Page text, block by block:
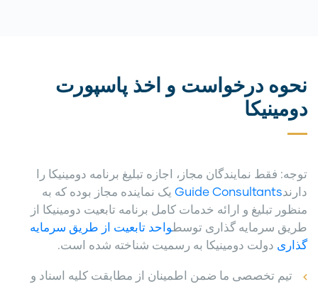
نحوه درخواست و اخذ پاسپورت
دومینیکا
توجه: فقط نمایندگان مجاز، اجازه تبلیغ برنامه دومینیکا را
دارندGuide Consultants یک نماینده مجاز بوده که به
منظور تبلیغ و ارائه خدمات کامل برنامه تابعیت دومینیکا از
طریق سرمایه گذاری توسطواحد تابعیت از طریق سرمایه
گذاری دولت دومینیکا به رسمیت شناخته شده است.
تیم تخصصی ما ضمن اطمینان از مطابقت کلیه اسناد و